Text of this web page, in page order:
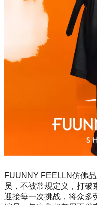
FUUNNY FEELLN仿佛
员，不被常规定义，打
迎接每一次挑战，将众多